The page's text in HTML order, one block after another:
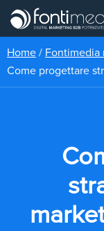
Home / Fontimedia
Come progettare